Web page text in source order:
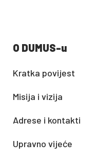
O DUMUS-u
Kratka povijest
Misija i vizija
Adrese i kontakti
Upravno vijeće